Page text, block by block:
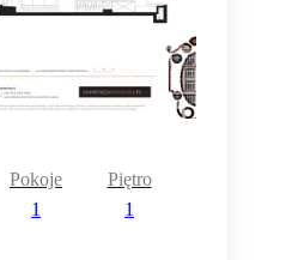
Pokoje
1
Piętro
1